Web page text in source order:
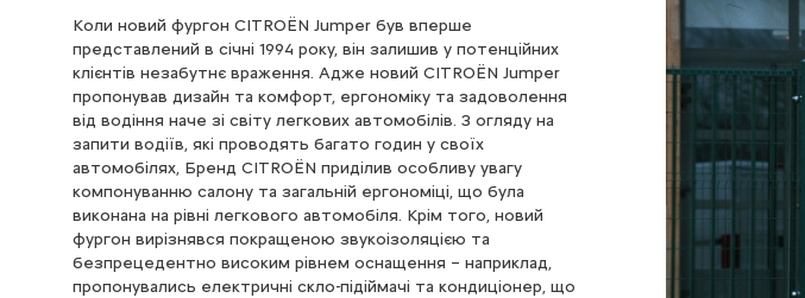
Коли новий фургон CITROЁN Jumper був вперше
представлений в січні 1994 року, він залишив у потенційних
клієнтів незабутнє враження. Адже новий CITROЁN Jumper
пропонував дизайн та комфорт, ергономіку та задоволення
від водіння наче зі світу легкових автомобілів. З огляду на
запити водіїв, які проводять багато годин у своїх
автомобілях, Бренд CITROЁN приділив особливу увагу
компонуванню салону та загальній ергономіці, що була
виконана на рівні легкового автомобіля. Крім того, новий
фургон вирізнявся покращеною звукоізоляцією та
безпрецедентно високим рівнем оснащення – наприклад,
пропонувались електричні скло-підіймачі та кондиціонер, що